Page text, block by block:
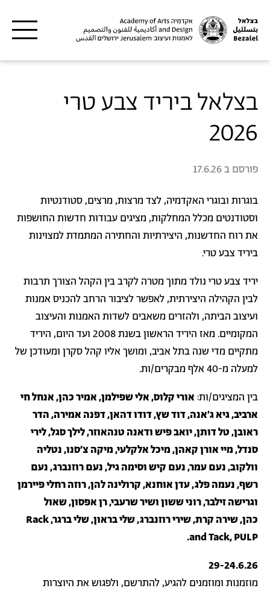
בצלאל ביריד צבע טרי
2026
פורסם ב17.6.26
בוגרות ובוגרי האקדמיה, לצד מרצות, מרצים, סטודנטיות
וסטודנטים מכלל המחלקות, מציגים עבודות חדשות החושפות
את רוח החדשנות, היצירתיות והחתירה המתמדת למצוינות
ביריד צבע טרי.
יריד צבע טרי נולד מתוך מטרה לקרב בין הקהל הצורך תרבות
לבין הקהילה היצירתית, לאפשר לציבור הרחב להכניס אמנות
ועיצוב הביתה, ולהזרים משאבים לשדות האמנות והעיצוב
המקומיים. מאז היריד הראשון בשנת 2008 ועד היום, היריד
מתקיים מדי שנה בתל אביב, ומושך אליו קהל סקרן ומעודכן של
למעלה מ-40 אלף מבקרים/ות.
בין המציגים/ות: אורי קלוס, אלי שפילמן, אמיר כהן, אנחל חי
ארביב, גיא ג׳אנה, דוד שץ, דודו דהאן, דפנה אמירה, הדר
ראובן, טל דותן, יואב פיש ודאנה טנהאוזר, לילך סגל, לירי
סנדל, מיי אורן קאהן, מיכל אלקלעי, מיקה צ׳סנו, נטליה
וולקוב, נעם עמר, נעם קיש וסימה גיל, נעם רוזנברג, נעם
רשף, נעמה פלג, עדן אוחנא, קרולינה להן, רוזה רחלי פיירמן
וגרישה זילבר, רוני ששון ושיר שרעבי, רן אפסון, שאול
כהן, שירה קרת, שירי רוזנברג, שלי בראון, שלי ברגר, Rack
and Tack, PULP.
29-24.6.26
מוזמנות ומוזמנים להגיע, להתרשם, ולפגוש את היוצרות